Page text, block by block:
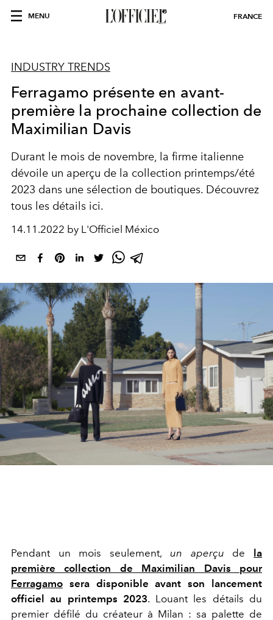
MENU FRANCE
INDUSTRY TRENDS
Ferragamo présente en avant-
première la prochaine collection de
Maximilian Davis
Durant le mois de novembre, la firme italienne
dévoile un aperçu de la collection printemps/été
2023 dans une sélection de boutiques. Découvrez
tous les détails ici.
14.11.2022 by L'Officiel México
Pendant un mois seulement, un aperçu de la
première collection de Maximilian Davis pour
Ferragamo sera disponible avant son lancement
officiel au printemps 2023. Louant les détails du
premier défilé du créateur à Milan : sa palette de